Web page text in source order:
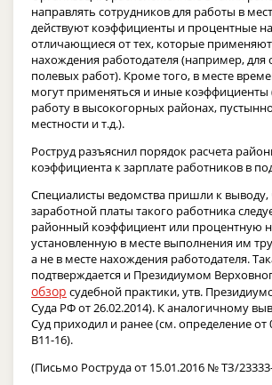
направлять сотрудников для работы в
действуют коэффициенты и процентные
отличающиеся от тех, которые
нахождения работодателя (например, для
полевых работ). Кроме того, в месте
могут применяться и иные коэффициенты
работу в высокогорных районах,
местности и т.д.).
Роструд разъяснил порядок расчета
коэффициента к зарплате работников в
Специалисты ведомства пришли к выводу,
заработной платы такого работника
районный коэффициент или процентную
установленную в месте выполнения им
а не в месте нахождения работодателя.
подтверждается и Президиумом
обзор судебной практики, утв.
Суда РФ от 26.02.2014). К аналогичному
Суд приходил и ранее (см. определение от
В11-16).
(Письмо Роструда от 15.01.2016 № ТЗ/